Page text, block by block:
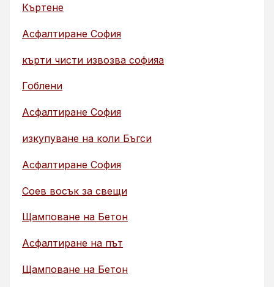
Къртене
Асфалтиране София
кърти чисти извозва софияа
Гоблени
Асфалтиране София
изкупуване на коли Бъгси
Асфалтиране София
Соев восък за свещи
Щамповане на Бетон
Асфалтиране на път
Щамповане на Бетон